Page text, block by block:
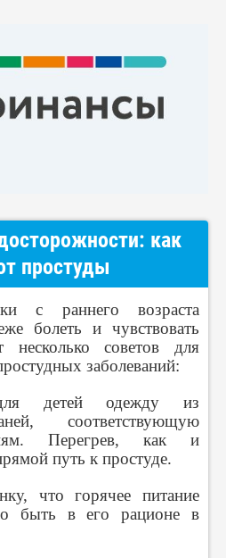
как
простуды
с раннего возраста
болеть и чувствовать
советов для
заболеваний:
детей одежду из
соответствующую
Перегрев, как и
путь к простуде.
что горячее питание
быть в его рационе в